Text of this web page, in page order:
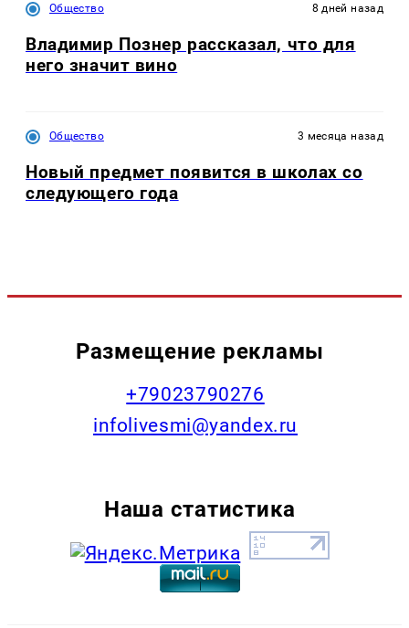
Общество 8 дней назад
Владимир Познер рассказал, что для
него значит вино
Общество 3 месяца назад
Новый предмет появится в школах со
следующего года
Размещение рекламы
+79023790276
infolivesmi@yandex.ru
Наша статистика